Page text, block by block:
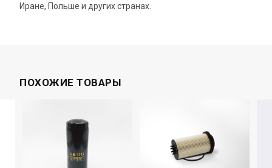
Иране, Польше и других странах.
ПОХОЖИЕ ТОВАРЫ